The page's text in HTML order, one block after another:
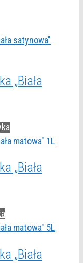
„Biała
„Biała
„Biała